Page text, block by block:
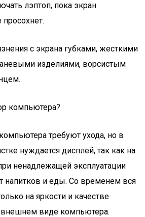
лэптоп, пока экран
просохнет.
с экрана губками, жесткими
изделиями, ворсистым
компьютера?
требуют ухода, но в
нуждается дисплей, так как на
ненадлежащей эксплуатации
напитков и еды. Со временем вся
на яркости и качестве
внешнем виде компьютера.